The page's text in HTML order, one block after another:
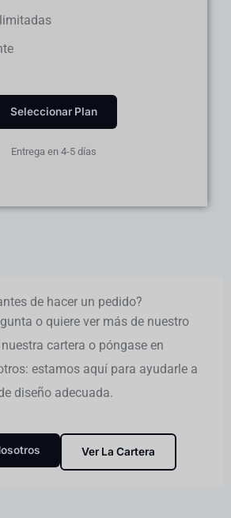
Seleccionar Plan
Entrega en 4-5 días
de hacer un pedido?
o quiere ver más de nuestro
cartera o póngase en
estamos aquí para ayudarle a
diseño adecuada.
Ver La Cartera